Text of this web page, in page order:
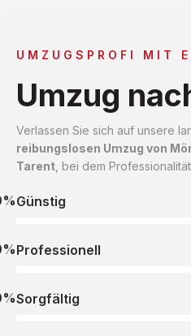
UMZUGSPROFI MIT
Umzug
Verlassen Sie sich auf unsere
reibungslosen Umzug von
Tarent , bei dem
Günstig
Professionell
Sorgfältig